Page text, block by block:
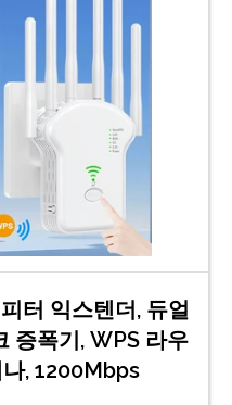
터 익스텐더, 듀얼
증폭기, WPS 라우
, 1200Mbps